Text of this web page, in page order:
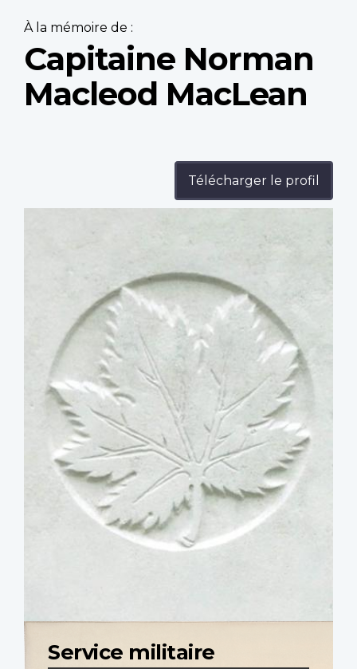
À la mémoire de :
Capitaine Norman
Macleod MacLean
Télécharger le profil
Service militaire